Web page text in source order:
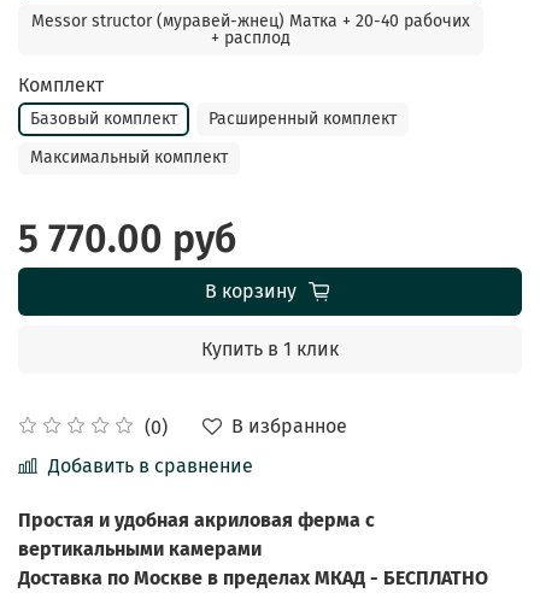
(0)
В избранное
Добавить в сравнение
Messor structor (муравей-жнец) Матка + 20-40 рабочих
+ расплод
Комплект
Базовый комплект
Расширенный комплект
Максимальный комплект
5 770.00 руб
В корзину
Купить в 1 клик
Простая и удобная акриловая ферма с
вертикальными камерами
Доставка по Москве в пределах МКАД - БЕСПЛАТНО